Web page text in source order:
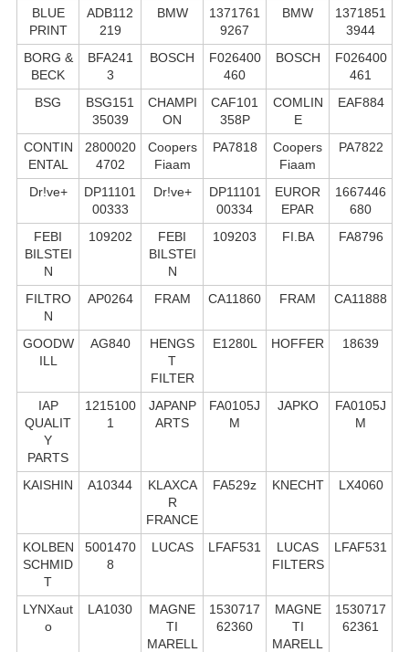
BLUE
PRINT
ADB112
219
BMW
1371761
9267
BMW
1371851
3944
BORG &
BECK
BFA241
3
BOSCH
F026400
460
BOSCH
F026400
461
BSG
BSG151
35039
CHAMPI
ON
CAF101
358P
COMLIN
E
EAF884
CONTIN
ENTAL
2800020
4702
Coopers
Fiaam
PA7818
Coopers
Fiaam
PA7822
Dr!ve+
DP11101
00333
Dr!ve+
DP11101
00334
EUROR
EPAR
1667446
680
FEBI
BILSTEI
N
109202
FEBI
BILSTEI
N
109203 FI.BA FA8796
FILTRO
N
AP0264 FRAM CA11860 FRAM CA11888
GOODW
ILL
AG840
HENGS
T
FILTER
E1280L HOFFER 18639
IAP
QUALIT
Y
PARTS
1215100
1
JAPANP
ARTS
FA0105J
M
JAPKO
FA0105J
M
KAISHIN A10344
KLAXCA
R
FRANCE
FA529z KNECHT LX4060
KOLBEN
SCHMID
T
5001470
8
LUCAS LFAF531
LUCAS
FILTERS
LFAF531
LYNXaut
o
LA1030
MAGNE
TI
MARELL
1530717
62360
MAGNE
TI
MARELL
1530717
62361